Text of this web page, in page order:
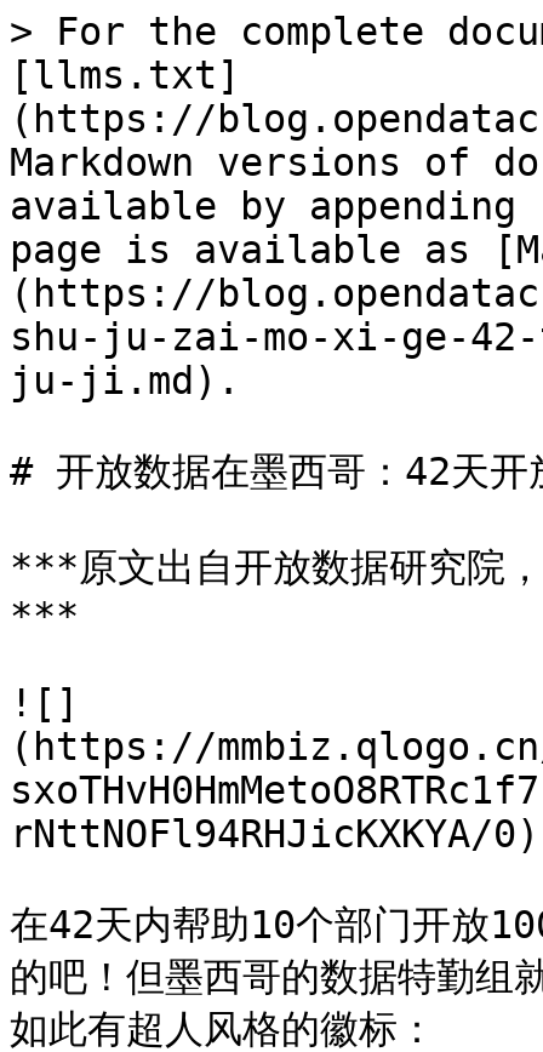
> For the complete
[llms.txt]
(https://
Markdown versions of
available by
page is available as
(https://
shu-ju-zai-mo-xi-ge-
ju-ji.md).
# 开放数据在墨西哥：42天开
***原文出自开放数据研究院
***
![]
(https://mmbiz.qlogo.cn/
rNttNOFl94RHJicKXKYA/0)
在42天内帮助10个部门开放
的吧！但墨西哥的数据特勤组
如此有超人风格的徽标：